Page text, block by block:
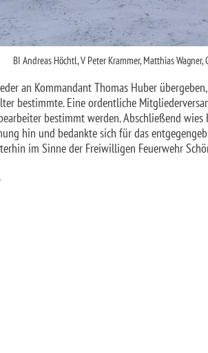
BI Andreas Höchtl, V Peter Krammer, Matthias
an Kommandant Thomas Huber
bestimmte. Eine ordentliche
bestimmt werden. Abschließend
hin und bedankte sich für das
im Sinne der Freiwilligen Feuerwehr